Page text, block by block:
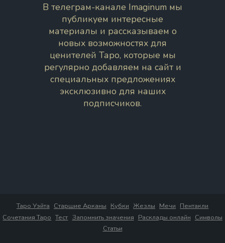
В телеграм-канале Imaginum мы
публикуем интересные
материалы и рассказываем о
новых возможностях для
ценителей Таро, которые мы
регулярно добавляем на сайт и
специальных предложениях
эксклюзивно для наших
подписчиков.
Таро Уэйта Старшие Арканы Кубки Жезлы Мечи Пентакли
Сочетания Таро Тест Запомнить значения Расклады онлайн Символы
Статьи